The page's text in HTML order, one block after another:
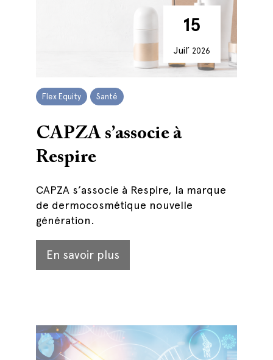
15
Juil’ 2026
Flex Equity Santé
CAPZA s’associe à
Respire
CAPZA s’associe à Respire, la marque
de dermocosmétique nouvelle
génération.
En savoir plus